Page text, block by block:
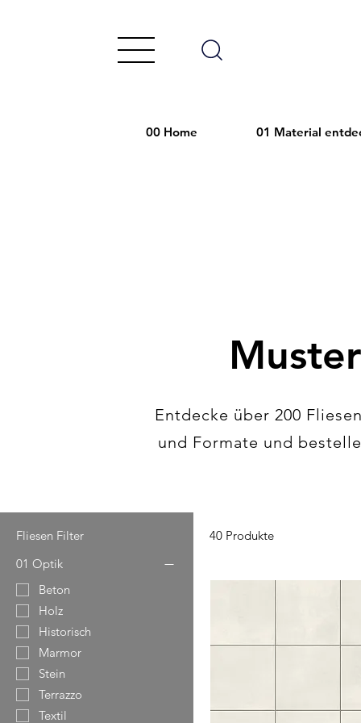
00 Home 01 Material
Entdecke über 200
und Formate und
Fliesen Filter
01 Optik
Beton
Holz
Historisch
Marmor
Stein
Terrazzo
Textil
40 Produkte